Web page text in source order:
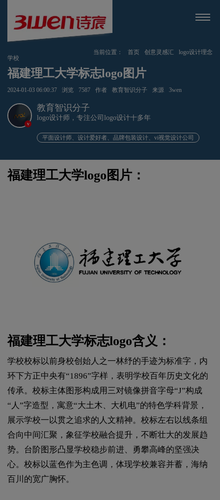
当前位置： 首页 创意灵感汇
logo设计理念
学校
福建理工大学标志logo图片
2024-01-03 06:00:37 浏览 7587 作者 教育智识分子 来源 3wen
v
教育智识分子
logo设计师，专注公司logo设计十多年
平面设计师、设计爱好者、品牌包装设计、vi视觉设计公司
福建理工大学logo图片：
福建理工大学标志logo含义：
学校校标以前身校创始人之一林纾的手迹为标准字，内
环下方正中央有“1896”字样，表明学校百年历史文化的
传承。校标主体图形构成用三对镜像拼音字母“J”构成
“人”字造型，寓意“大土木、大机电”的特色学科背景，
展示学校一以贯之追求的人文精神。校标左右以线条组
合向中间汇聚，象征学校融合提升，不断壮大的发展趋
势。台阶图形凸显学校稳步前进、勇攀高峰的坚强决
心。校标以蓝色作为主色调，体现学校兼容并蓄，海纳
百川的宽广胸怀。